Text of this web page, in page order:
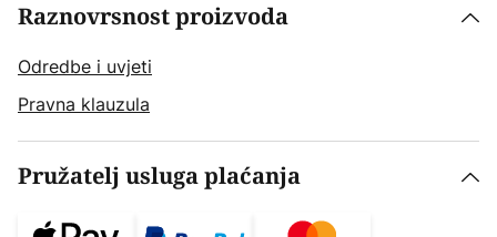
Raznovrsnost proizvoda
Odredbe i uvjeti
Pravna klauzula
Pružatelj usluga plaćanja